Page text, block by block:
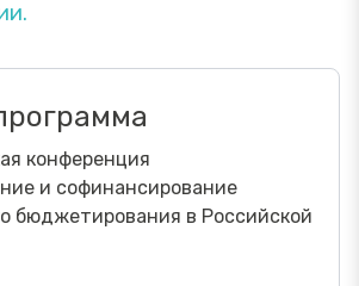
конференция
и софинансирование
бюджетирования в Российской